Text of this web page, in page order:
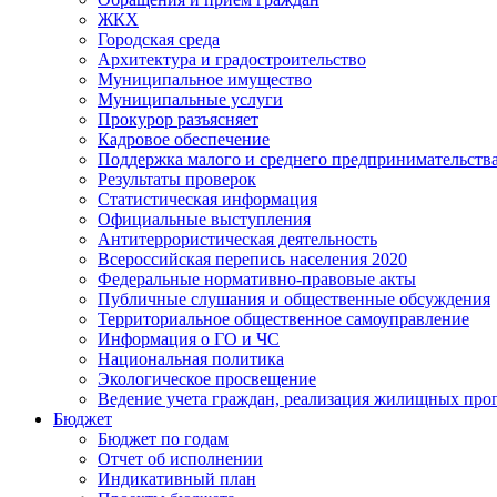
ЖКХ
Городская среда
Архитектура и градостроительство
Муниципальное имущество
Муниципальные услуги
Прокурор разъясняет
Кадровое обеспечение
Поддержка малого и среднего предпринимательства
Результаты проверок
Статистическая информация
Официальные выступления
Антитеррористическая деятельность
Всероссийская перепись населения 2020
Федеральные нормативно-правовые акты
Публичные слушания и общественные обсуждения
Территориальное общественное самоуправление
Информация о ГО и ЧС
Национальная политика
Экологическое просвещение
Ведение учета граждан, реализация жилищных
Бюджет
Бюджет по годам
Отчет об исполнении
Индикативный план